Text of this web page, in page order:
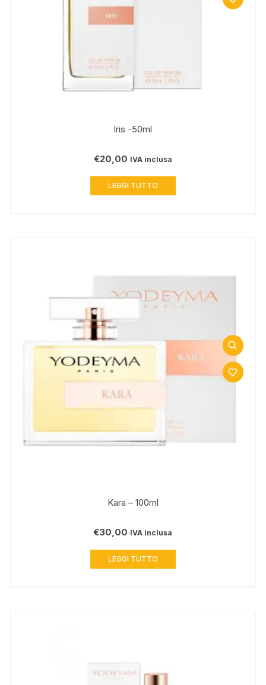
Iris -50ml
€20,00 IVA inclusa
LEGGI TUTTO
Kara – 100ml
€30,00 IVA inclusa
LEGGI TUTTO